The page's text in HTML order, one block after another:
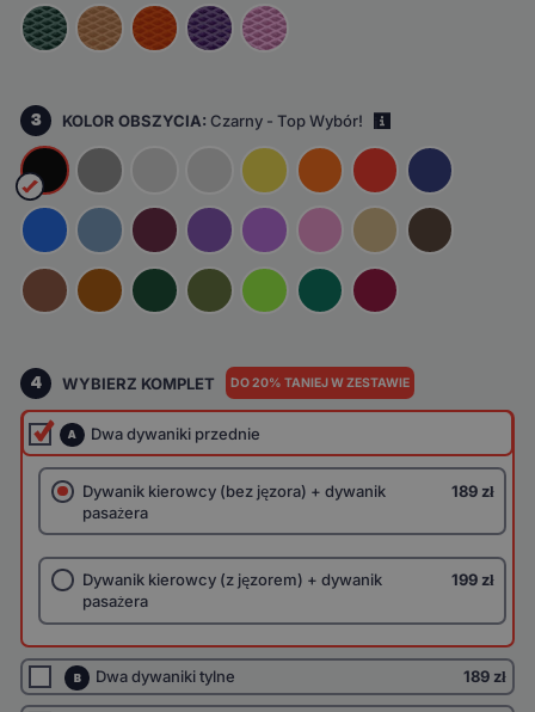
3 KOLOR OBSZYCIA:Czarny - Top Wybór!
4 WYBIERZ KOMPLET DO 20% TANIEJ W ZESTAWIE
A Dwa dywaniki przednie
Dywanik kierowcy (bez jęzora) + dywanik
pasażera
189 zł
Dywanik kierowcy (z jęzorem) + dywanik
pasażera
199 zł
B Dwa dywaniki tylne 189 zł